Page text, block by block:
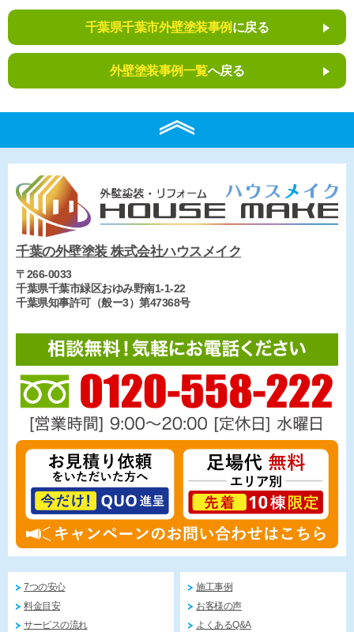
千葉県千葉市外壁塗装事例 に戻る
外壁塗装事例一覧へ戻る
千葉の外壁塗装 株式会社ハウスメイク
〒266-0033
千葉県千葉市緑区おゆみ野南1-1-22
千葉県知事許可（般ー3）第47368号
7つの安心
料金目安
サービスの流れ
施工事例
お客様の声
よくあるQ&A